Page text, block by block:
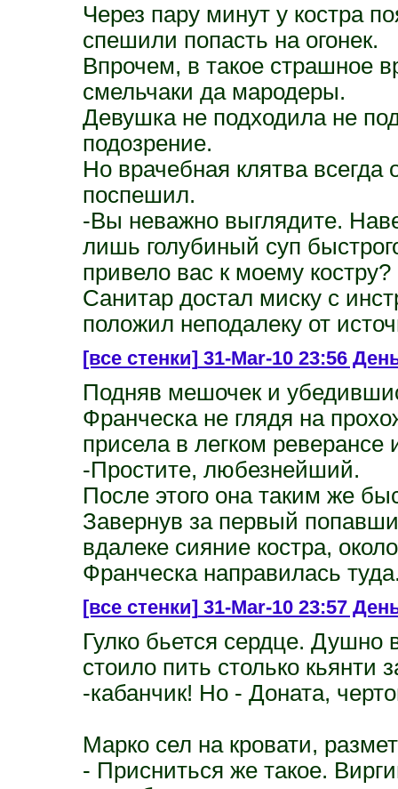
Через пару минут у костра
спешили попасть на огонек.
Впрочем, в такое страшное
смельчаки да мародеры.
Девушка не подходила не
подозрение.
Но врачебная клятва всегда
поспешил.
-Вы неважно выглядите.
лишь голубиный суп
привело вас к моему костру?
Санитар достал миску c
положил неподалеку от
[все стенки]31-Mar-10 23:56
Подняв мешочек и
Франческа не глядя на
присела в легком реверансе
-Простите, любезнейший.
После этого она таким же
Завернув за первый
вдалеке сияние костра,
Франческа направилась
[все стенки]31-Mar-10 23:57
Гулко бьется сердце. Душно
стоило пить столько
-кабанчик! Но - Доната,
Марко сел на кровати,
- Присниться же такое.